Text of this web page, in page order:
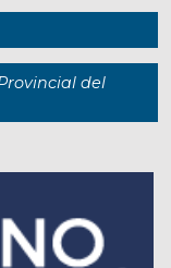
del